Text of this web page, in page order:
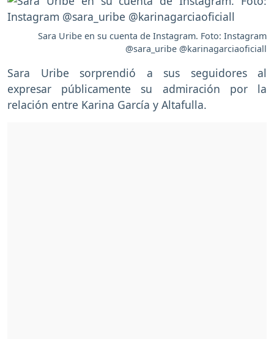
Sara Uribe en su cuenta de Instagram. Foto: Instagram
@sara_uribe @karinagarciaoficiall
Sara Uribe sorprendió a sus seguidores al
expresar públicamente su admiración por la
relación entre Karina García y Altafulla.